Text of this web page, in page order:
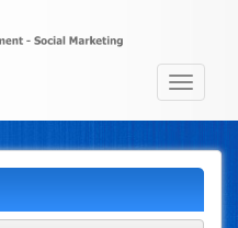
Toggle